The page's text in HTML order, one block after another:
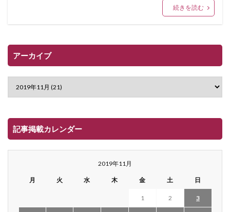
続きを読む
アーカイブ
記事掲載カレンダー
2019年11月
月 火 水 木 金 土 日
1 2 3